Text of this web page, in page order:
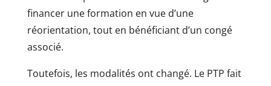
financer une formation en vue d’une
réorientation, tout en bénéficiant d’un congé
associé.
Toutefois, les modalités ont changé. Le PTP fait